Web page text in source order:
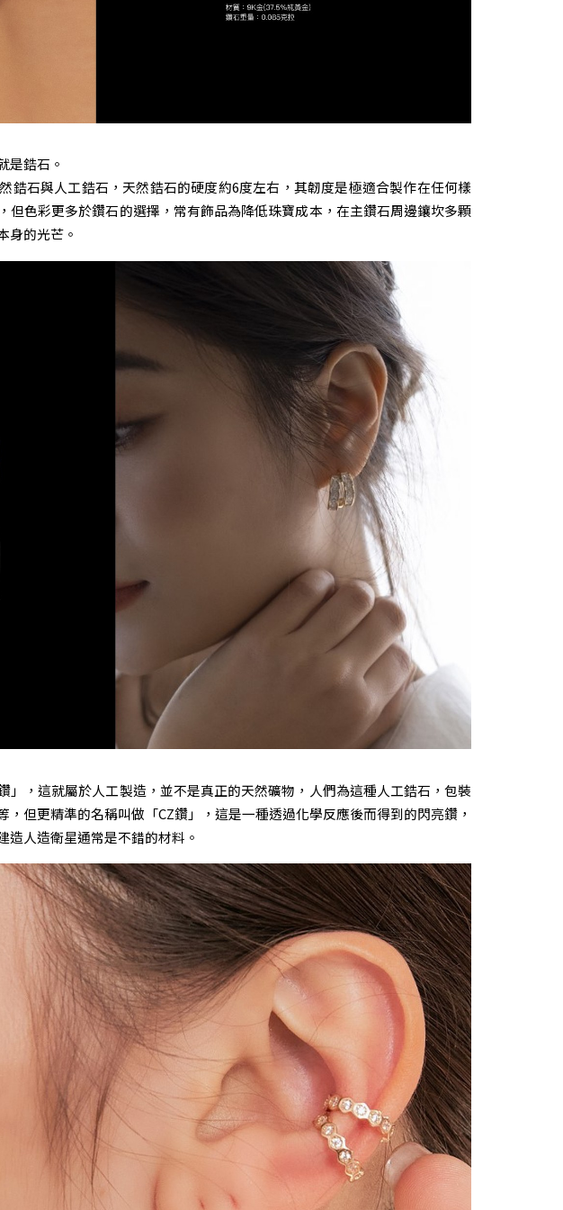
是鋯石。
鋯石與人工鋯石，天然鋯石的硬度約6度左右，其韌度是極適合製作在任何樣
但色彩更多於鑽石的選擇，常有飾品為降低珠寶成本，在主鑽石周邊鑲坎多顆
身的光芒。
」，這就屬於人工製造，並不是真正的天然礦物，人們為這種人工鋯石，包裝
但更精準的名稱叫做「CZ鑽」，這是一種透過化學反應後而得到的閃亮鑽，
人造衛星通常是不錯的材料。